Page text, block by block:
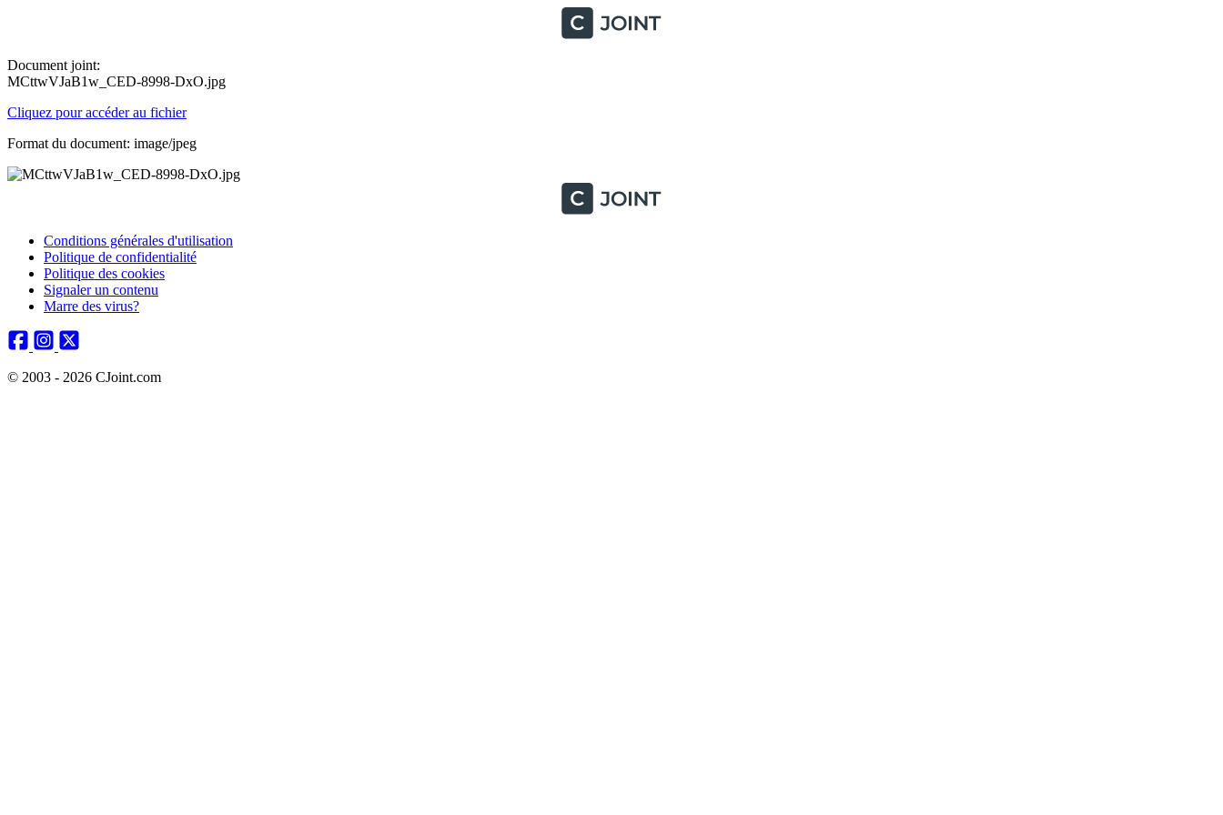
Document joint:
MCttwVJaB1w_CED-8998-DxO.jpg
Cliquez pour accéder au fichier
Format du document: image/jpeg
Conditions générales d'utilisation
Politique de confidentialité
Politique des cookies
Signaler un contenu
Marre des virus?
© 2003 - 2026 CJoint.com